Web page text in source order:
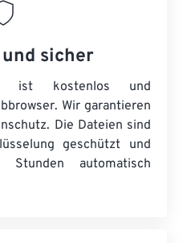
sicher
ist kostenlos und
Wir garantieren
Die Dateien sind
geschützt und
automatisch